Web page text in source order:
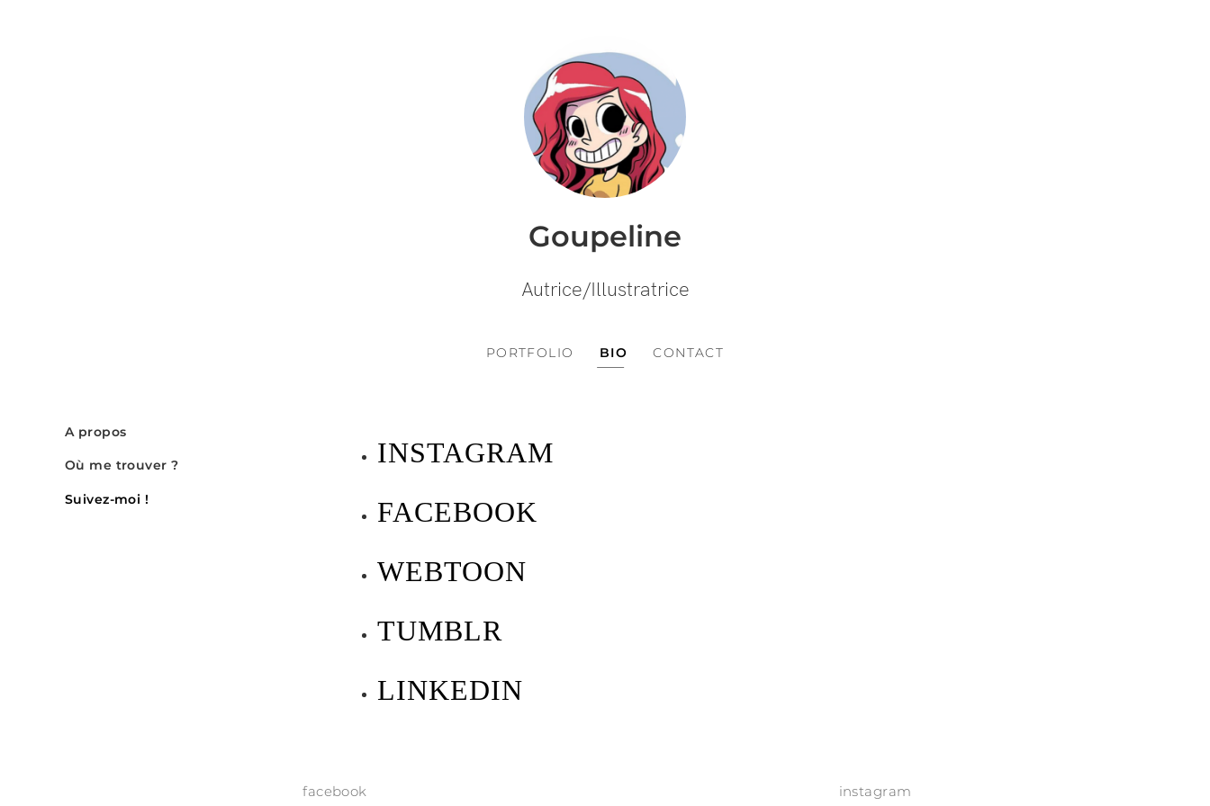
Goupeline
Autrice/Illustratrice
PORTFOLIO BIO CONTACT
A propos
Où me trouver ?
Suivez-moi !
INSTAGRAM
FACEBOOK
WEBTOON
TUMBLR
LINKEDIN
facebook instagram